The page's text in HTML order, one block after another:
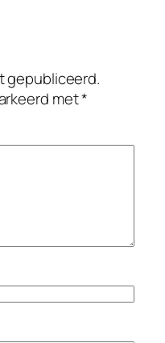
gepubliceerd.
met*